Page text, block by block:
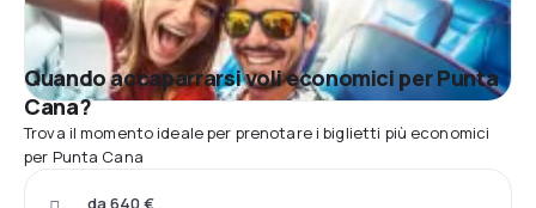
Quando accaparrarsi voli economici per Punta
Cana?
Trova il momento ideale per prenotare i biglietti più economici
per Punta Cana
da 640 €